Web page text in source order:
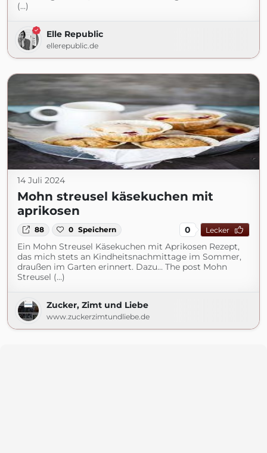
(...)
Elle Republic
ellerepublic.de
14 Juli 2024
Mohn streusel käsekuchen mit
aprikosen
88 0 Speichern 0 Lecker
Ein Mohn Streusel Käsekuchen mit Aprikosen Rezept,
das mich stets an Kindheitsnachmittage im Sommer,
draußen im Garten erinnert. Dazu… The post Mohn
Streusel (...)
Zucker, Zimt und Liebe
www.zuckerzimtundliebe.de